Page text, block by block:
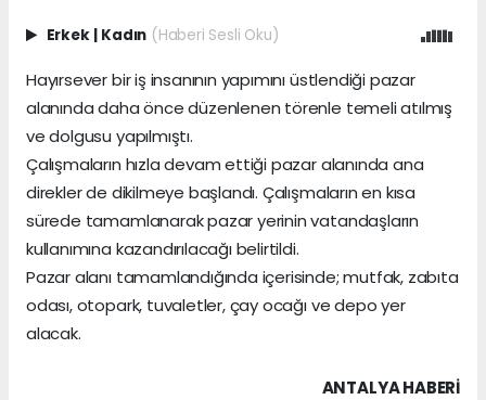
Erkek | Kadın (Haberi Sesli Oku)
Hayırsever bir iş insanının yapımını üstlendiği pazar
alanında daha önce düzenlenen törenle temeli atılmış
ve dolgusu yapılmıştı.
Çalışmaların hızla devam ettiği pazar alanında ana
direkler de dikilmeye başlandı. Çalışmaların en kısa
sürede tamamlanarak pazar yerinin vatandaşların
kullanımına kazandırılacağı belirtildi.
Pazar alanı tamamlandığında içerisinde; mutfak, zabıta
odası, otopark, tuvaletler, çay ocağı ve depo yer
alacak.
ANTALYA HABERİ